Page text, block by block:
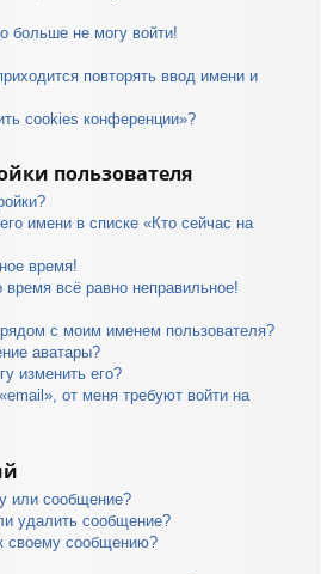
больше не могу войти!
повторять ввод имени и
cookies конференции»?
пользователя
имени в списке «Кто сейчас на
время!
всё равно неправильное!
с моим именем пользователя?
аватары?
изменить его?
от меня требуют войти на
или сообщение?
удалить сообщение?
своему сообщению?